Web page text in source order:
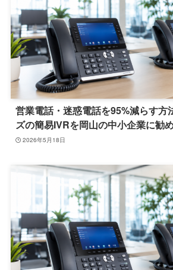
営業電話・迷惑電話を95%減らす方
ズの簡易IVRを岡山の中小企業に勧
2026年5月18日